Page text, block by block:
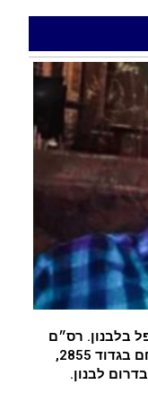
האי סיני
נפטר
בלבנון. רס״ם
(מיל׳) תמיר וקנין, בן 33, מאילת, לוחם בגדוד 2855,